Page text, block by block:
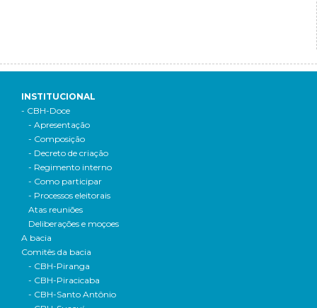
INSTITUCIONAL
- CBH-Doce
- Apresentação
- Composição
- Decreto de criação
- Regimento interno
- Como participar
- Processos eleitorais
Atas reuniões
Deliberações e moçoes
A bacia
Comitês da bacia
- CBH-Piranga
- CBH-Piracicaba
- CBH-Santo Antônio